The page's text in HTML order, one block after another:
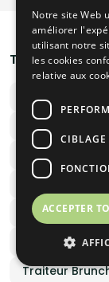
Traiteurs par
Traiteur
Traiteur
Traiteur
Traiteur
Traiteur
Notre site Web
améliorer
utilisant notre
les cookies
relative aux
CIBLAGE
ACCEPTER